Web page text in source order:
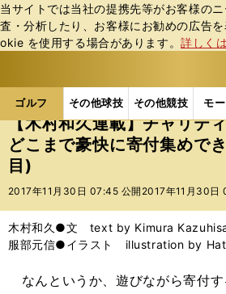
当サイトでは当社の提携先等がお客様の
査・分析したり、お客様にお勧めの広告
okie を使⽤する場合があります。詳しく
ゴルフ その他球技 その他競技 モ
ス
ポ
ル
テ
ー
バ
ゴルフの記事一覧 ゴルフ
【木村和久連載】チャリテ
どこまで豪快に寄付集めで
目)
2017年11月30日 07:45 公開 2017年11月30日
木村和久●文 text by Kimura
服部元信●イラスト illustration by
なんというか、遊びながら寄付